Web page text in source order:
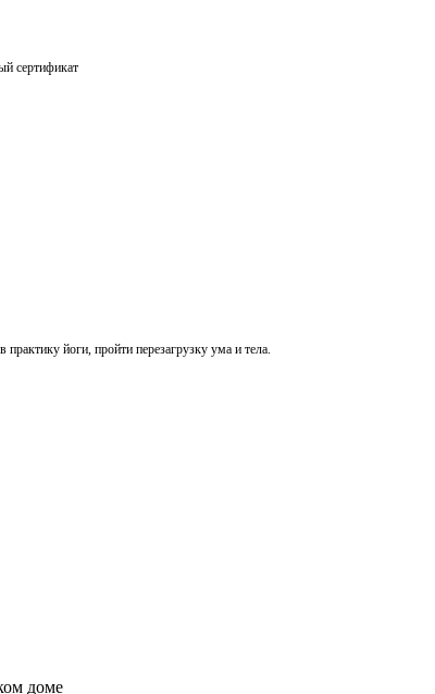
сертификат
йоги, пройти перезагрузку ума и тела.
доме